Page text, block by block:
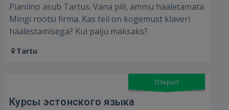
Pianiino asub Tartus. Vana pill, ammu hääletamata.
Mingi rootsi firma. Kas teil on kogemust klaveri
häälestamisega? Kui palju maksaks?
Tartu
Открыт
Курсы эстонского языка